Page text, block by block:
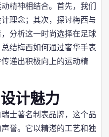
精神相结合。首先，我们
理念；其次，探讨梅西与
分析这一时尚选择在足球
结梅西如何通过奢华手表
递出积极向上的运动精
计魅力
士著名制表品牌，这个品
誉。它以精湛的工艺和独